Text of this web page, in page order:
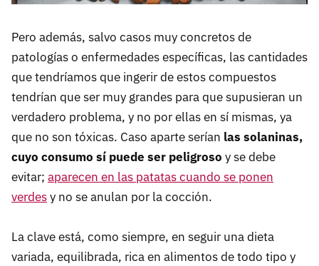
Pero además, salvo casos muy concretos de
patologías o enfermedades específicas, las cantidades
que tendríamos que ingerir de estos compuestos
tendrían que ser muy grandes para que supusieran un
verdadero problema, y no por ellas en sí mismas, ya
que no son tóxicas. Caso aparte serían las solaninas,
cuyo consumo sí puede ser peligroso y se debe
evitar; aparecen en las patatas cuando se ponen
verdesy no se anulan por la cocción.
La clave está, como siempre, en seguir una dieta
variada, equilibrada, rica en alimentos de todo tipo y